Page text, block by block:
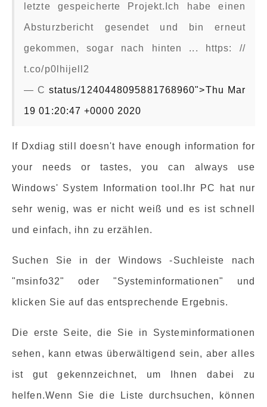
letzte gespeicherte Projekt.Ich habe einen
Absturzbericht gesendet und bin erneut
gekommen, sogar nach hinten ... https: //
t.co/p0lhijell2
— C status/1240448095881768960">Thu Mar
19 01:20:47 +0000 2020
If Dxdiag still doesn't have enough information for
your needs or tastes, you can always use
Windows' System Information tool.Ihr PC hat nur
sehr wenig, was er nicht weiß und es ist schnell
und einfach, ihn zu erzählen.
Suchen Sie in der Windows -Suchleiste nach
"msinfo32" oder "Systeminformationen" und
klicken Sie auf das entsprechende Ergebnis.
Die erste Seite, die Sie in Systeminformationen
sehen, kann etwas überwältigend sein, aber alles
ist gut gekennzeichnet, um Ihnen dabei zu
helfen.Wenn Sie die Liste durchsuchen, können